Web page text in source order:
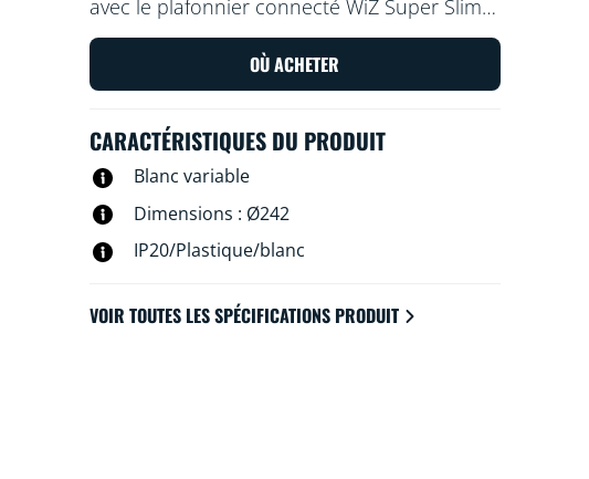
avec le plafonnier connecté WiZ Super Slim.
Utilisez l'application WiZ ou votre voix pour
varier l'intensité lumineuse ou appliquer des
modes d'éclairage prédéfinis sur les
OÙ ACHETER
CARACTÉRISTIQUES DU PRODUIT
Blanc variable
Dimensions : Ø242
IP20/Plastique/blanc
VOIR TOUTES LES SPÉCIFICATIONS PRODUIT